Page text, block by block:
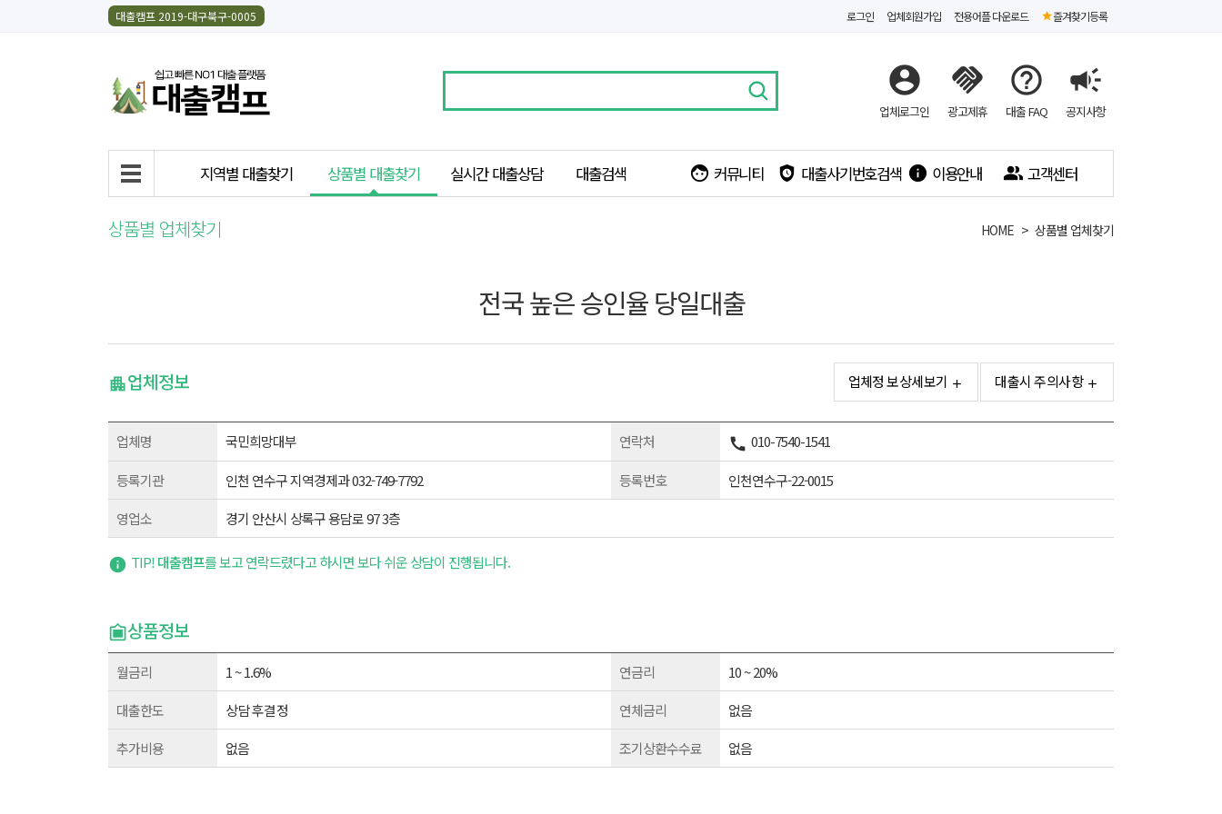
대출캠프 2019-대구북구-0005 로그인 업체회원가입 전용어플 다운로드 즐겨찾기등록
account_circle
업체로그인
handshake
광고제휴
help_outline
대출 FAQ
campaign
공지사항
지역별 대출찾기 상품별 대출찾기 실시간 대출상담 대출검색 face 커뮤니티 safety_check 대출사기번호검색 info 이용안내 people_alt 고객센터
상품별 업체찾기 HOME 상품별 업체찾기
전국 높은 승인율 당일대출
업체정보 업체정 보상세보기 대출시 주의사항
업체명 국민희망대부 연락처 010-7540-1541
등록기관 인천 연수구 지역경제과 032-749-7792 등록번호
인천연수구-22-0015
영업소
경기 안산시 상록구 용담로 97 3층
TIP!대출캠프를 보고 연락드렸다고 하시면 보다 쉬운 상담이 진행됩니다.
상품정보
월금리 1 ~ 1.6% 연금리
10 ~ 20%
대출한도
상담후결정 연체금리
없음
추가비용
없음 조기상환수수료 없음